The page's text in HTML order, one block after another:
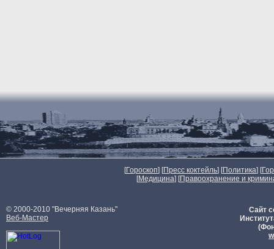
[Гороскоп] [Пресс коктейль] [Политика] [
[Медицина] [Правоохранение и
© 2000-2010 "Вечерняя Казань"
Веб-Мастер
Сайт